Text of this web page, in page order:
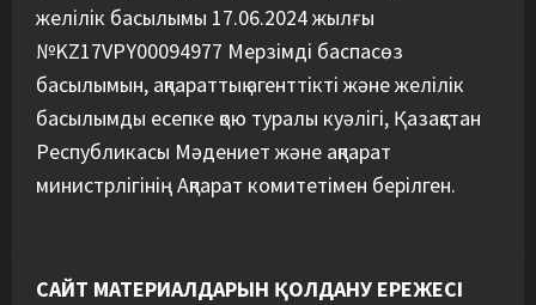
желілік басылымы 17.06.2024 жылғы
№KZ17VPY00094977 Мерзімді баспасөз
басылымын, ақпараттық агенттікті және желілік
басылымды есепке қою туралы куәлігі, Қазақстан
Республикасы Мәдениет және ақпарат
министрлігінің Ақпарат комитетімен берілген.
САЙТ МАТЕРИАЛДАРЫН ҚОЛДАНУ ЕРЕЖЕСІ